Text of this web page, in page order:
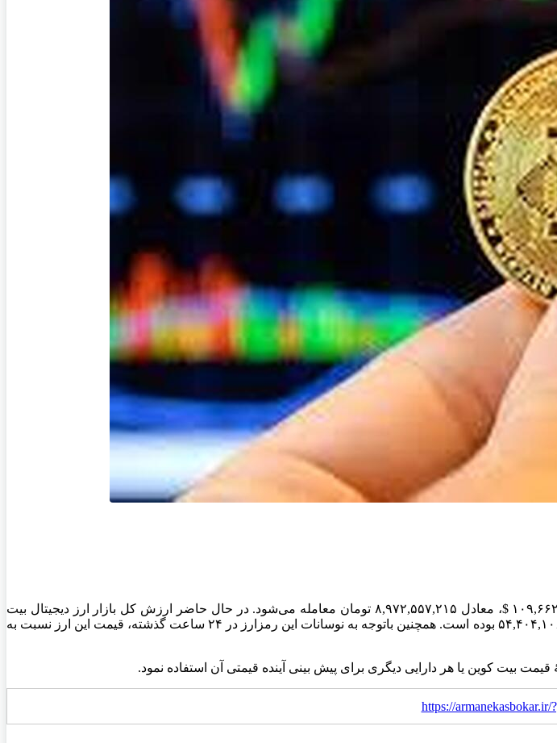
به گزارش اقتصاد آنلاین به نقل از رمزارز نیوز، هر واحد بیت کوین (BTC) در این لحظه با قیمت ۱۰۹,۶۶۲.۱۵ $، معادل ۸,۹۷۲,۵۵۷,۲۱۵ تومان معامله می‌شود. در حال حاضر ارزش کل بازار ارز دیجیتال بیت
کوین، معادل $ ۲,۱۸۰,۳۶۴,۷۵۱,۴۲۳ است. حجم معاملات ۲۴ ساعت اخیر این ارز دیجیتال نیز $ ۵۴,۴۰۴,۱۰۶,۱۴۵ بوده است. همچنین باتوجه به نوسانات این رمزارز در ۲۴ ساعت گذشته، قیمت این ارز نسبت به
بیت کوین یا هر دارایی دیگری برای پیش بینی آینده قیمتی آن استفاده نمود.
https://armanekasbokar.ir/